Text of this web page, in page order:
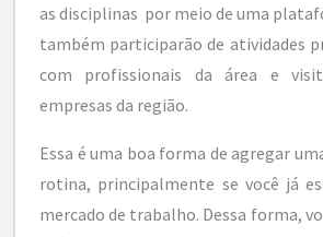
as disciplinas por meio de uma
também participarão de atividades
com profissionais da área e
empresas da região.
Essa é uma boa forma de agregar
rotina, principalmente se você já
mercado de trabalho. Dessa forma,